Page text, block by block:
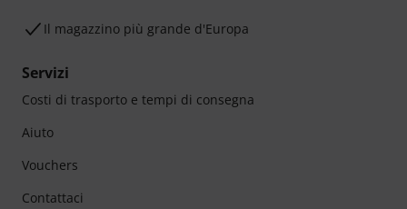
Il magazzino più grande d'Europa
Servizi
Costi di trasporto e tempi di consegna
Aiuto
Vouchers
Contattaci